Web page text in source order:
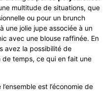
multitude de situations, que
ou pour un brunch
une jolie jupe associée à un
avec une blouse raffinée. En
avez la possibilité de
temps, ce qui en fait une
est l’économie de